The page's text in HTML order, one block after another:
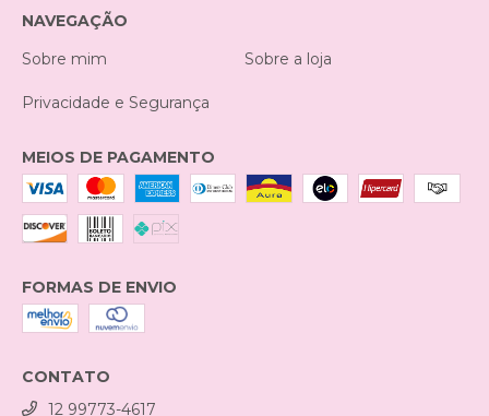
NAVEGAÇÃO
Sobre mim
Sobre a loja
Privacidade e Segurança
MEIOS DE PAGAMENTO
FORMAS DE ENVIO
CONTATO
12 99773-4617